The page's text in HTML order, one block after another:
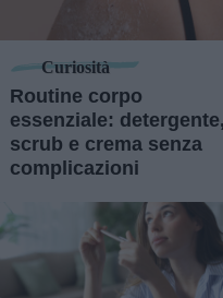
Curiosità
Routine corpo
essenziale: detergente,
scrub e crema senza
complicazioni